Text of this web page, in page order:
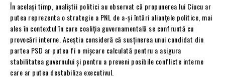
În același timp, analiștii politici au observat că propunerea lui Ciucu ar
putea reprezenta o strategie a PNL de a-și întări alianțele politice, mai
ales în contextul în care coaliția guvernamentală se confruntă cu
provocări interne. Aceștia consideră că susținerea unui candidat din
partea PSD ar putea fi o mișcare calculată pentru a asigura
stabilitatea guvernului și pentru a preveni posibile conflicte interne
care ar putea destabiliza executivul.